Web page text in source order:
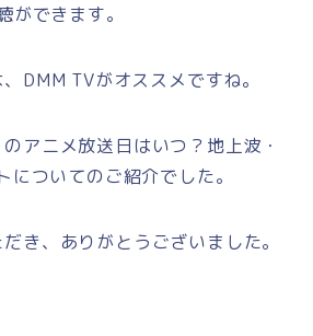
ができます。
DMM TVがオススメですね。
アニメ放送日はいつ？地上波・
についてのご紹介でした。
き、ありがとうございました。